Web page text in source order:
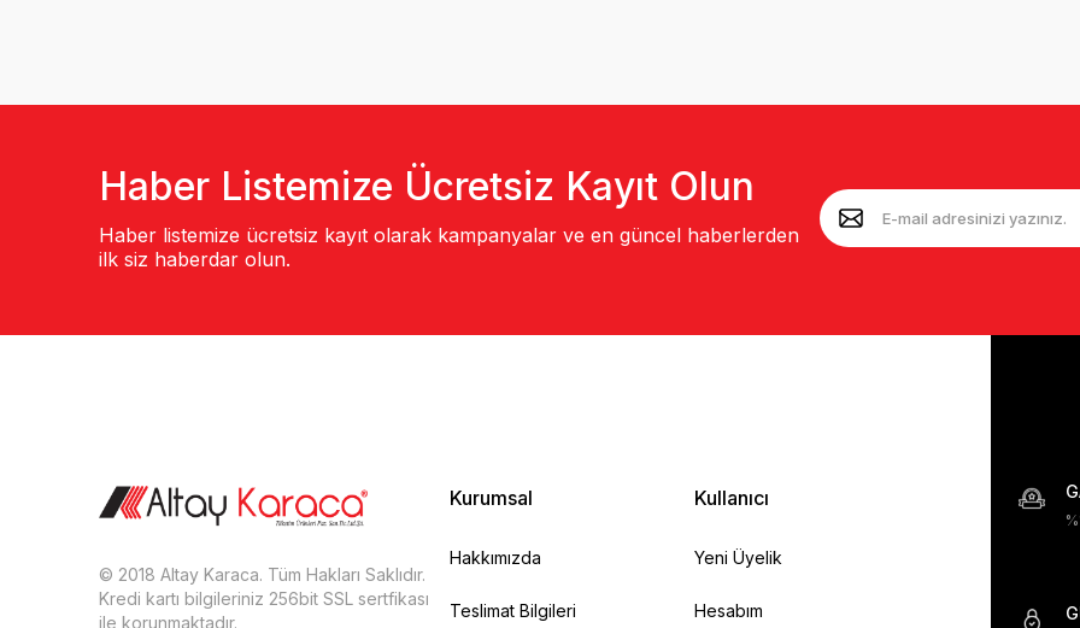
Haber Listemize Ücretsiz Kayıt Olun
Haber listemize ücretsiz kayıt olarak kampanyalar ve en güncel haberlerden
ilk siz haberdar olun.
© 2018 Altay Karaca. Tüm Hakları Saklıdır.
Kredi kartı bilgileriniz 256bit SSL sertfikası
ile korunmaktadır.
Kurumsal
Hakkımızda
Teslimat Bilgileri
Kullanıcı
Yeni Üyelik
Hesabım